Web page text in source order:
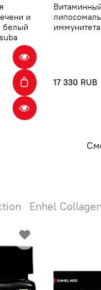
и
белый
17 330 RUB
Enhel Collagen